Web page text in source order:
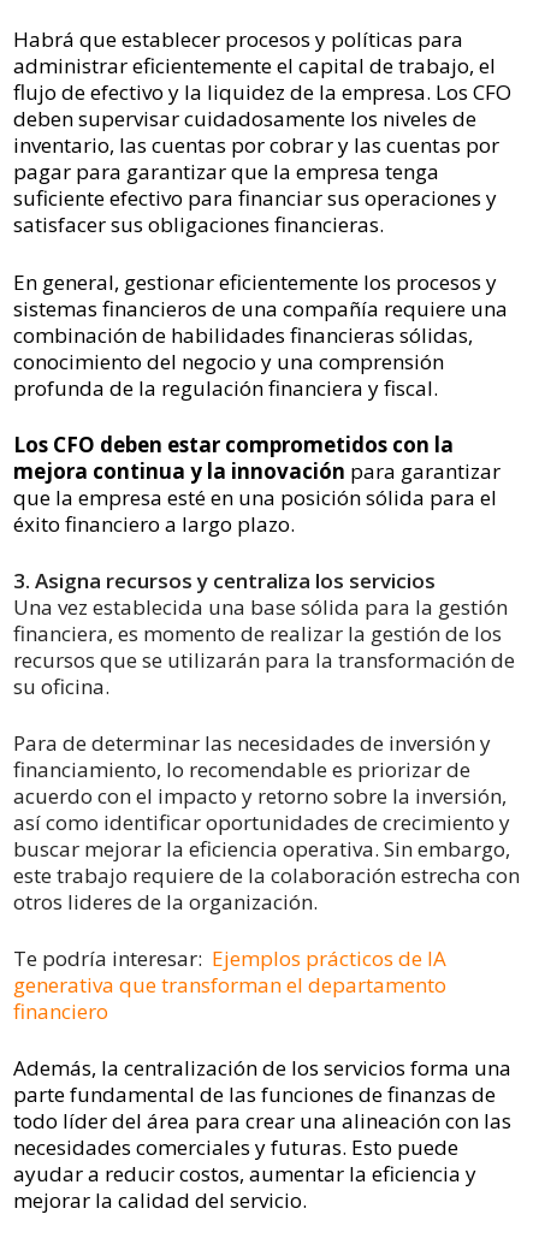
Habrá que establecer procesos y políticas para
administrar eficientemente el capital de trabajo, el
flujo de efectivo y la liquidez de la empresa. Los CFO
deben supervisar cuidadosamente los niveles de
inventario, las cuentas por cobrar y las cuentas por
pagar para garantizar que la empresa tenga
suficiente efectivo para financiar sus operaciones y
satisfacer sus obligaciones financieras.
En general, gestionar eficientemente los procesos y
sistemas financieros de una compañía requiere una
combinación de habilidades financieras sólidas,
conocimiento del negocio y una comprensión
profunda de la regulación financiera y fiscal.
Los CFO deben estar comprometidos con la
mejora continua y la innovación para garantizar
que la empresa esté en una posición sólida para el
éxito financiero a largo plazo.
3. Asigna recursos y centraliza los servicios
Una vez establecida una base sólida para la gestión
financiera, es momento de realizar la gestión de los
recursos que se utilizarán para la transformación de
su oficina.
Para de determinar las necesidades de inversión y
financiamiento, lo recomendable es priorizar de
acuerdo con el impacto y retorno sobre la inversión,
así como identificar oportunidades de crecimiento y
buscar mejorar la eficiencia operativa. Sin embargo,
este trabajo requiere de la colaboración estrecha con
otros lideres de la organización.
Te podría interesar: Ejemplos prácticos de IA
generativa que transforman el departamento
financiero
Además, la centralización de los servicios forma una
parte fundamental de las funciones de finanzas de
todo líder del área para crear una alineación con las
necesidades comerciales y futuras. Esto puede
ayudar a reducir costos, aumentar la eficiencia y
mejorar la calidad del servicio.